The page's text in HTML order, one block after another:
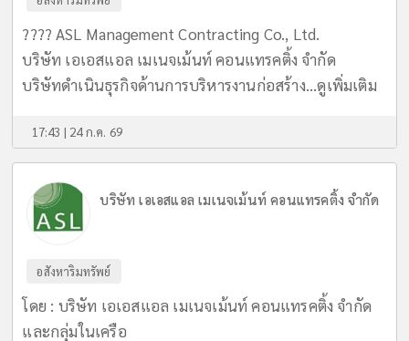
???? ASL Management Contracting Co., Ltd.
บริษัท เอเอสแอล เมเนจเม้นท์ คอนแทรคติ้ง จำกัด
บริษัทดำเนินธุรกิจด้านการบริหารงานก่อสร้าง...ดูเพิ่มเติม
17:43 | 24 ก.ค. 69
บริษัท เอเอสแอล เมเนจเม้นท์ คอนแทรคติ้ง จำกัด
อสังหาริมทรัพย์
โดย : บริษัท เอเอสแอล เมเนจเม้นท์ คอนแทรคติ้ง จำกัด
และกลุ่มในเครือ